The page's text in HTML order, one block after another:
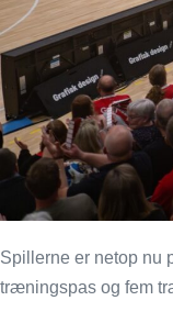
Spillerne er netop nu
træningspas og fem